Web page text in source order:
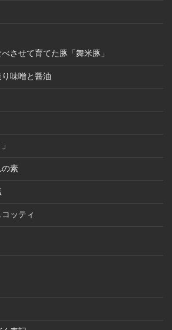
させて育てた豚「舞米豚」
味噌と醤油
素
ッティ